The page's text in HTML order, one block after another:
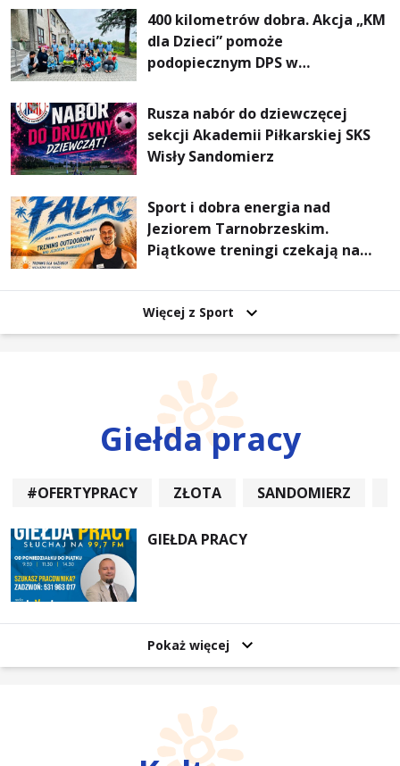
Pieszym „Tam Gdzie Pieprz
Rośnie”
400 kilometrów dobra. Akcja „KM
dla Dzieci” pomoże
podopiecznym DPS w
Rusza nabór do dziewczęcej
sekcji Akademii Piłkarskiej SKS
Wisły Sandomierz
Sport i dobra energia nad
Jeziorem Tarnobrzeskim.
Piątkowe treningi czekają na
Więcej z Sport
Giełda pracy
#OFERTYPRACY ZŁOTA SANDOMIERZ
GIEŁDA PRACY
Pokaż więcej